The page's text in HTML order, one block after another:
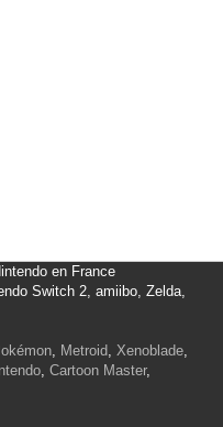
en France
Switch 2, amiibo, Zelda,
, Metroid, Xenoblade,
, Cartoon Master,